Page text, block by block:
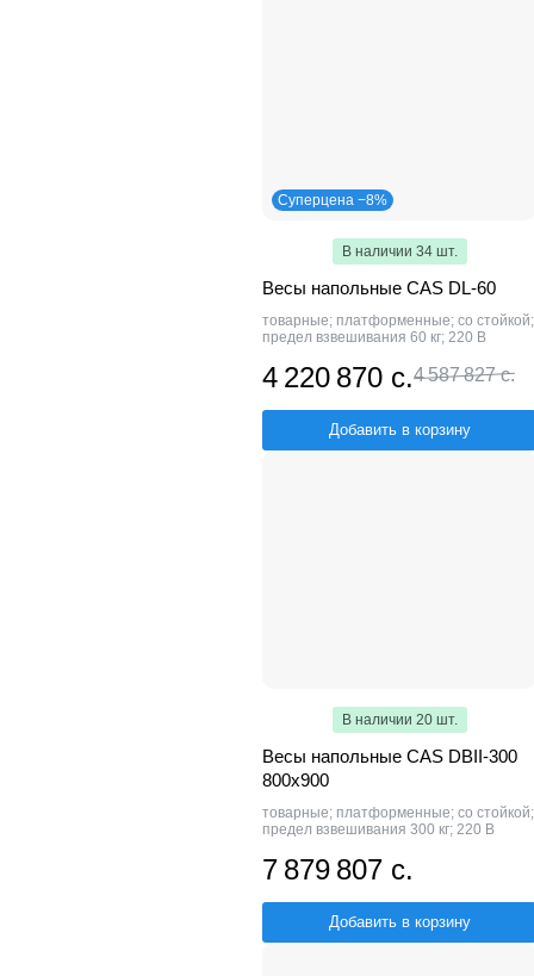
Суперцена −8%
В наличии 34 шт.
Весы напольные CAS DL-60
товарные; платформенные; со стойкой;
предел взвешивания 60 кг; 220 В
4 220 870 с.4 587 827 с.
Добавить в корзину
В наличии 20 шт.
Весы напольные CAS DBII-300
800x900
товарные; платформенные; со стойкой;
предел взвешивания 300 кг; 220 В
7 879 807 с.
Добавить в корзину